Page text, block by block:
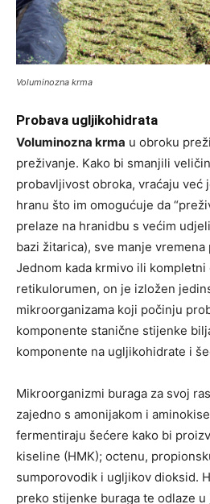
Voluminozna krma
Probava ugljikohidrata
Voluminozna krma u obroku
preživanje. Kako bi smanjili
probavljivost obroka, vraćaju već
hranu što im omogućuje da
prelaze na hranidbu s većim
bazi žitarica), sve manje
Jednom kada krmivo ili kompletni
retikulorumen, on je izložen
mikroorganizama koji počinju
komponente stanične stijenke
komponente na ugljikohidrate i
Mikroorganizmi buraga za svoj
zajedno s amonijakom i
fermentiraju šećere kako bi
kiseline (HMK); octenu,
sumporovodik i ugljikov dioksid.
preko stijenke buraga te odlaze